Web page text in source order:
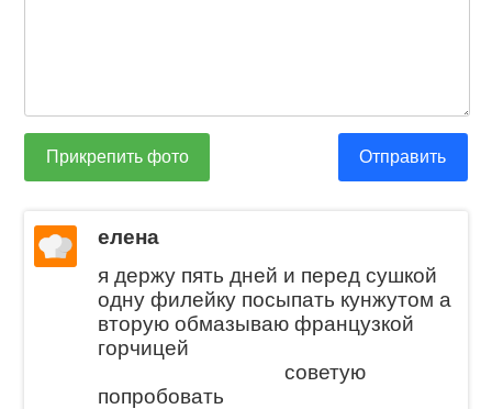
Прикрепить фото Отправить
елена
я держу пять дней и перед сушкой
одну филейку посыпать кунжутом а
вторую обмазываю французкой
горчицей
советую
попробовать